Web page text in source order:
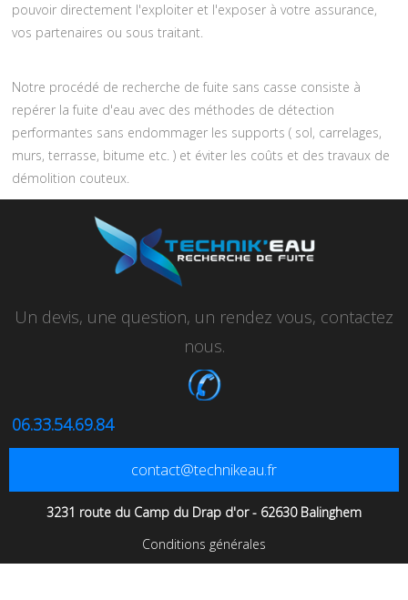
pouvoir directement l'exploiter et l'exposer à votre assurance,
vos partenaires ou sous traitant.
Notre procédé de recherche de fuite sans casse consiste à
repérer la fuite d'eau avec des méthodes de détection
performantes sans endommager les supports ( sol, carrelages,
murs, terrasse, bitume etc. ) et éviter les coûts et des travaux de
démolition couteux.
Un devis, une question, un rendez vous, contactez
nous.
06.33.54.69.84
contact@technikeau.fr
3231 route du Camp du Drap d'or - 62630 Balinghem
Conditions générales